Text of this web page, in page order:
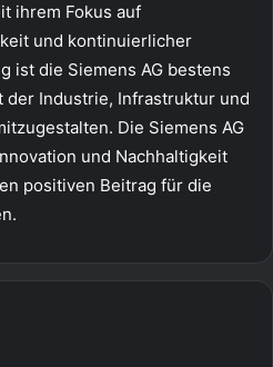
ihrem Fokus auf
und kontinuierlicher
ist die Siemens AG bestens
der Industrie, Infrastruktur und
Die Siemens AG
und Nachhaltigkeit
positiven Beitrag für die